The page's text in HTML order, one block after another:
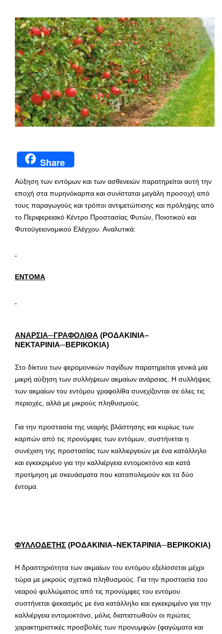
Share
Αύξηση των εντόμων και των ασθενειών παρατηρείται αυτή την
εποχή στα πυρηνόκαρπα και συνίσταται μεγάλη προσοχή από
τους παραγωγούς και τρόποι αντιμετώπισης και πρόληψης από
το Περιφερειακό Κέντρο Προστασίας Φυτών, Ποιοτικού και
Φυτοϋγειονομικού Ελέγχου. Αναλυτικά:
ΕΝΤΟΜΑ
ΑΝΑΡΣΙΑ─ΓΡΑΦΟΛΙΘΑ (ΡΟΔΑΚΙΝΙΑ–
ΝΕΚΤΑΡΙΝΙΑ─ΒΕΡΙΚΟΚΙΑ)
Στο δίκτυο των φερομονικών παγίδων παρατηρείται γενικά μία
μικρή αύξηση των συλλήψεων ακμαίων ανάρσιας. Η συλλήψεις
των ακμαίων του εντόμου γραφολίθα συνεχίζονται σε όλες τις
περιοχές, αλλά με μικρούς πληθυσμούς.
Για την προστασία της νεαρής βλάστησης και κυρίως των
καρπών από τις προνύμφες των εντόμων, συστήνεται η
συνέχιση της προστασίας των καλλιεργειών με ένα κατάλληλο
και εγκεκριμένο για την καλλιέργεια εντομοκτόνο και κατά
προτίμηση με σκευάσματα που καταπολεμούν και τα δύο
έντομα.
ΦΥΛΛΟΔΕΤΗΣ (ΡΟΔΑΚΙΝΙΑ–ΝΕΚΤΑΡΙΝΙΑ─ΒΕΡΙΚΟΚΙΑ)
Η δραστηριότητα των ακμαίων του εντόμου εξελίσσεται μέχρι
τώρα με μικρούς σχετικά πληθυσμούς. Για την προστασία του
νεαρού φυλλώματος από τις προνύμφες του εντόμου
συστήνεται ψεκασμός με ένα κατάλληλο και εγκεκριμένο για την
καλλιέργεια εντομοκτόνο, μόλις διαπιστωθούν οι πρώτες
χαρακτηριστικές προσβολές των προνυμφών (φαγώματα και